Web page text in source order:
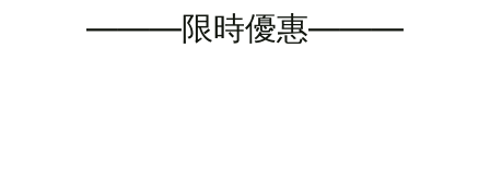
———限時優惠———